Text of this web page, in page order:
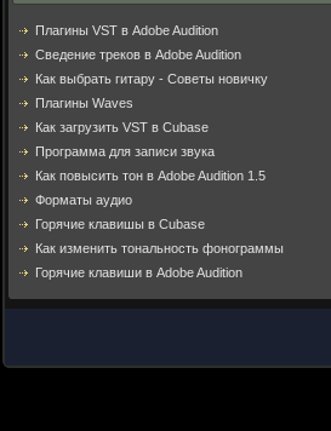
Плагины VST в Adobe Audition
Cведение треков в Adobe Audition
Как выбрать гитару - Советы новичку
Плагины Waves
Как загрузить VST в Cubase
Программа для записи звука
Как повысить тон в Adobe Audition 1.5
Форматы аудио
Горячие клавишы в Cubase
Как изменить тональность фонограммы
Горячие клавиши в Adobe Audition